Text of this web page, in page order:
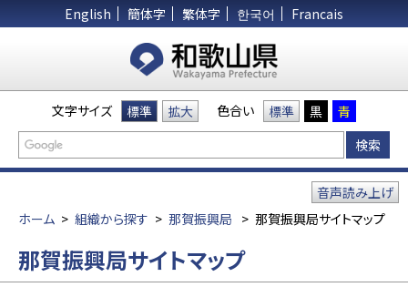
English 簡体字 繁体字 한국어 Francais
文字サイズ 標準 拡大 色合い 標準 黒 青
ホーム > 組織から探す > 那賀振興局 > 那賀振興局サイトマップ
音声読み上げ
那賀振興局サイトマップ